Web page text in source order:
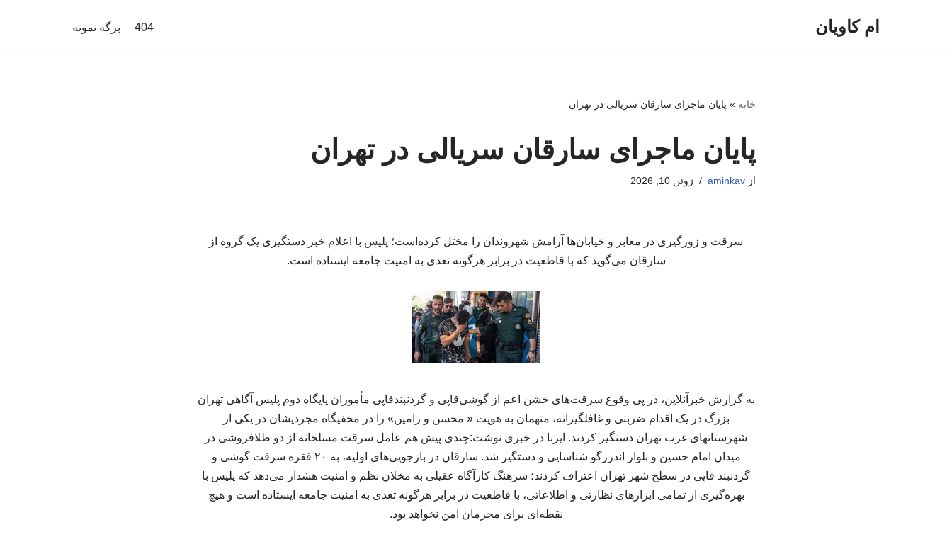
ام کاویان 404 برگه نمونه
خانه » پایان ماجرای سارقان سریالی در تهران
پایان ماجرای سارقان سریالی در تهران
ازaminkav ژوئن 10, 2026
سرقت و زورگیری در معابر و خیابان‌ها آرامش شهروندان را مختل کرده‌است؛ پلیس با اعلام خبر دستگیری یک گروه از
سارقان می‌گوید که با قاطعیت در برابر هرگونه تعدی به امنیت جامعه ایستاده است.
به گزارش خبرآنلاین، در پی وقوع سرقت‌های خشن اعم از گوشی‌قاپی و گردنبندقاپی مأموران پایگاه دوم پلیس آگاهی تهران
بزرگ در یک اقدام ضربتی و غافلگیرانه، متهمان به هویت « محسن و رامین» را در مخفیگاه مجردیشان در یکی از
شهرستانهای غرب تهران دستگیر کردند. ایرنا در خبری نوشت:چندی پیش هم عامل سرقت مسلحانه از دو طلافروشی در
میدان امام حسین و بلوار اندرزگو شناسایی و دستگیر شد. سارقان در بازجویی‌های اولیه، به ۲۰ فقره سرقت گوشی و
گردنبند قاپی در سطح شهر تهران اعتراف کردند؛ سرهنگ کارآگاه عقیلی به مخلان نظم و امنیت هشدار می‌دهد که پلیس با
بهره‌گیری از تمامی ابزارهای نظارتی و اطلاعاتی، با قاطعیت در برابر هرگونه تعدی به امنیت جامعه ایستاده است و هیچ
نقطه‌ای برای مجرمان امن نخواهد بود.